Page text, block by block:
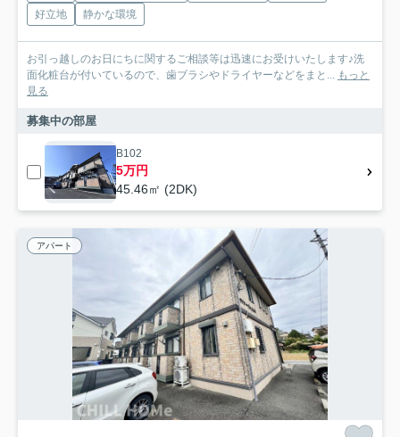
好立地
静かな環境
お引っ越しのお日にちに関するご相談等は迅速にお受けいたします♪洗
面化粧台が付いているので、歯ブラシやドライヤーなどをまと... もっと
見る
募集中の部屋
B102
5万円
45.46㎡ (2DK)
アパート